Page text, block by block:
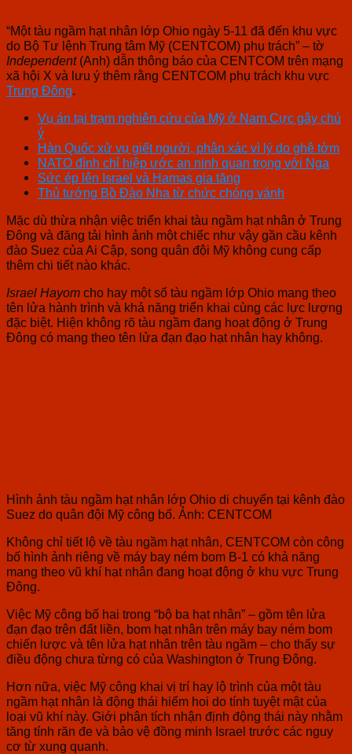
“Một tàu ngầm hạt nhân lớp Ohio ngày 5-11 đã đến khu vực
do Bộ Tư lệnh Trung tâm Mỹ (CENTCOM) phụ trách” – tờ
Independent (Anh) dẫn thông báo của CENTCOM trên mạng
xã hội X và lưu ý thêm rằng CENTCOM phụ trách khu vực
Trung Đông.
Vụ án tại trạm nghiên cứu của Mỹ ở Nam Cực gây chú
ý
Hàn Quốc xử vụ giết người, phân xác vì lý do ghê tởm
NATO đình chỉ hiệp ước an ninh quan trọng với Nga
Sức ép lên Israel và Hamas gia tăng
Thủ tướng Bồ Đào Nha từ chức chóng vánh
Mặc dù thừa nhận việc triển khai tàu ngầm hạt nhân ở Trung
Đông và đăng tải hình ảnh một chiếc như vậy gần cầu kênh
đào Suez của Ai Cập, song quân đội Mỹ không cung cấp
thêm chi tiết nào khác.
Israel Hayom cho hay một số tàu ngầm lớp Ohio mang theo
tên lửa hành trình và khả năng triển khai cùng các lực lượng
đặc biệt. Hiện không rõ tàu ngầm đang hoạt động ở Trung
Đông có mang theo tên lửa đạn đạo hạt nhân hay không.
Hình ảnh tàu ngầm hạt nhân lớp Ohio di chuyển tại kênh đào
Suez do quân đội Mỹ công bố. Ảnh: CENTCOM
Không chỉ tiết lộ về tàu ngầm hạt nhân, CENTCOM còn công
bố hình ảnh riêng về máy bay ném bom B-1 có khả năng
mang theo vũ khí hạt nhân đang hoạt động ở khu vực Trung
Đông.
Việc Mỹ công bố hai trong “bộ ba hạt nhân” – gồm tên lửa
đạn đạo trên đất liền, bom hạt nhân trên máy bay ném bom
chiến lược và tên lửa hạt nhân trên tàu ngầm – cho thấy sự
điều động chưa từng có của Washington ở Trung Đông.
Hơn nữa, việc Mỹ công khai vị trí hay lộ trình của một tàu
ngầm hạt nhân là động thái hiếm hoi do tính tuyệt mật của
loại vũ khí này. Giới phân tích nhận định động thái này nhằm
tăng tính răn đe và bảo vệ đồng minh Israel trước các nguy
cơ từ xung quanh.